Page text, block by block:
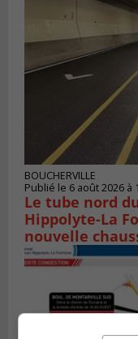
BOUCHERVILLE
Publié le 6 août 2026 à
Le tube nord
Hippolyte-La
nouvelle